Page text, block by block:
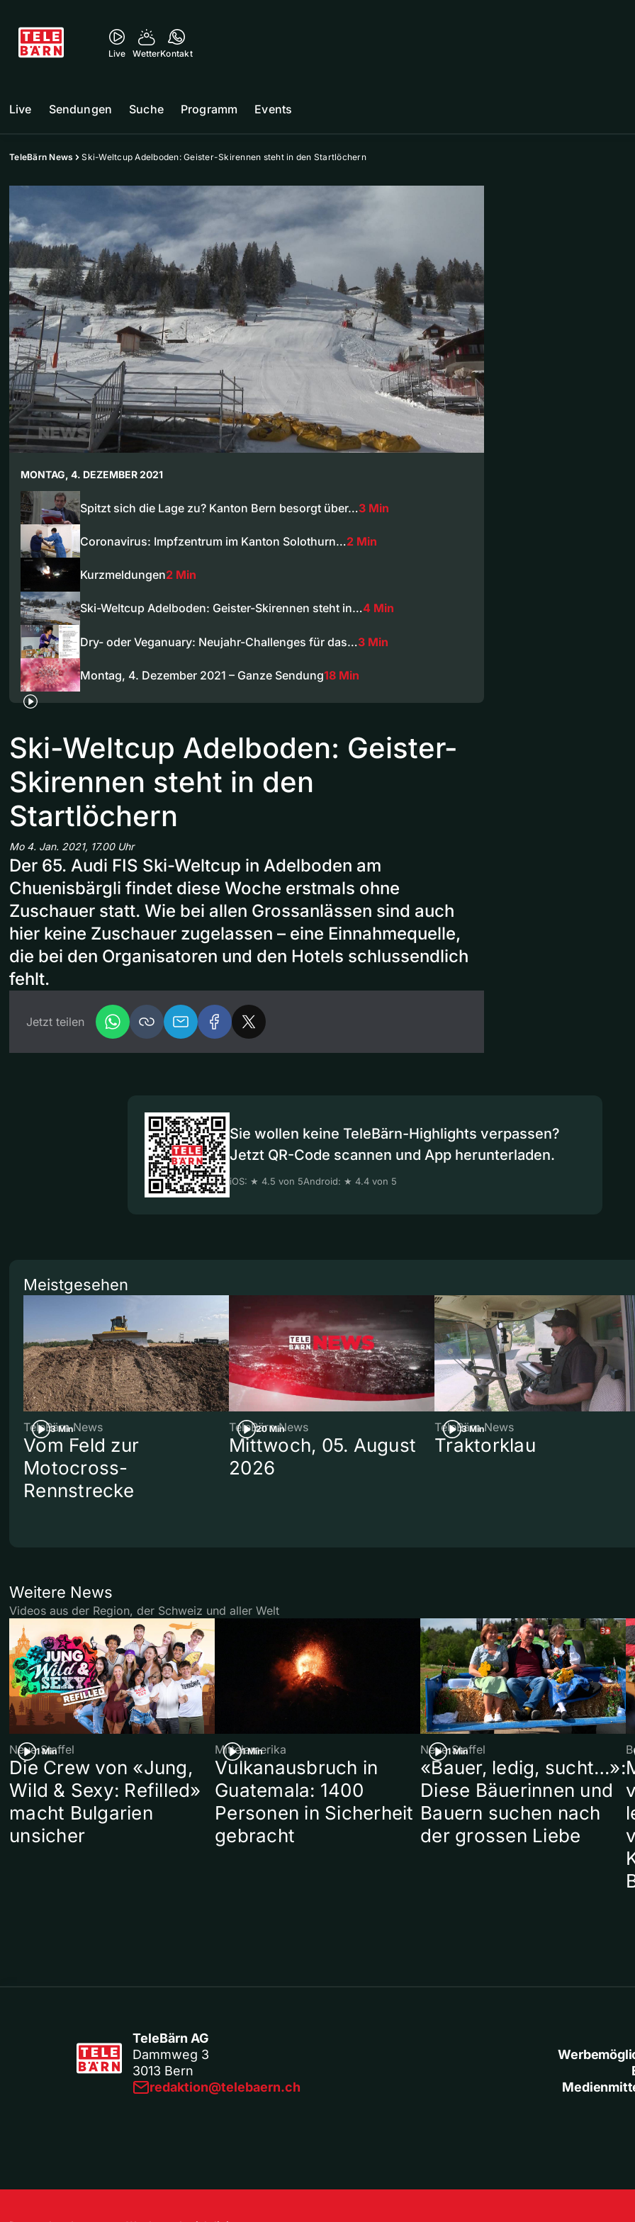
Live WetterKontakt
Live Sendungen Suche Programm Events
TeleBärn News Ski-Weltcup Adelboden: Geister-Skirennen steht in den Startlöchern
MONTAG, 4. DEZEMBER 2021
Spitzt sich die Lage zu? Kanton Bern besorgt über…3 Min
Coronavirus: Impfzentrum im Kanton Solothurn…2 Min
Kurzmeldungen2 Min
Ski-Weltcup Adelboden: Geister-Skirennen steht in…4 Min
Dry- oder Veganuary: Neujahr-Challenges für das…3 Min
Montag, 4. Dezember 2021 – Ganze Sendung18 Min
Ski-Weltcup Adelboden: Geister-
Skirennen steht in den
Startlöchern
Mo 4. Jan. 2021, 17.00 Uhr
Der 65. Audi FIS Ski-Weltcup in Adelboden am
Chuenisbärgli findet diese Woche erstmals ohne
Zuschauer statt. Wie bei allen Grossanlässen sind auch
hier keine Zuschauer zugelassen – eine Einnahmequelle,
die bei den Organisatoren und den Hotels schlussendlich
fehlt.
Jetzt teilen
Sie wollen keine TeleBärn-Highlights verpassen?
Jetzt QR-Code scannen und App herunterladen.
iOS: ★ 4.5 von 5Android: ★ 4.4 von 5
Meistgesehen
3 Min
TeleBärn News
Vom Feld zur
Motocross-
Rennstrecke
20 Min
TeleBärn News
Mittwoch, 05. August
2026
3 Min
TeleBärn News
Traktorklau
Weitere News
Videos aus der Region, der Schweiz und aller Welt
1 Min
Neue Staffel
Die Crew von «Jung,
Wild & Sexy: Refilled»
macht Bulgarien
unsicher
1 Min
Mittelamerika
Vulkanausbruch in
Guatemala: 1400
Personen in Sicherheit
gebracht
1 Min
Neue Staffel
«Bauer, ledig, sucht…»:
Diese Bäuerinnen und
Bauern suchen nach
der grossen Liebe
TeleBärn AG
Dammweg 3
3013 Bern
redaktion@telebaern.ch